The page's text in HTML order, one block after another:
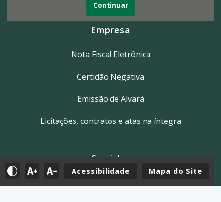
Acessibilidade Mapa do Site
Empresa
Nota Fiscal Eletrônica
Certidão Negativa
Emissão de Alvará
Licitações, contratos e atas na íntegra
Servidor
Continuar